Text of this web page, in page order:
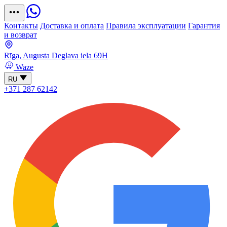
Контакты Доставка и оплата Правила эксплуатации Гарантия
и возврат
Rīga, Augusta Deglava iela 69H
Waze
RU
+371 287 62142